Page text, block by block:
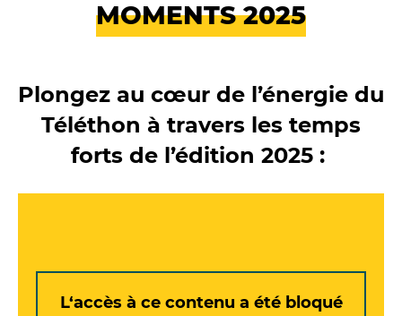
MOMENTS 2025
Plongez au cœur de l’énergie du
Téléthon à travers les temps
forts de l’édition 2025 :
L‘accès à ce contenu a été bloqué